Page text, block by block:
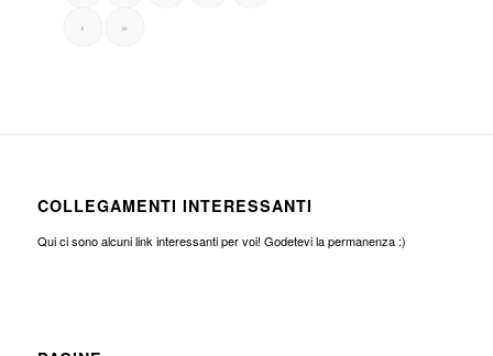
› »
COLLEGAMENTI INTERESSANTI
Qui ci sono alcuni link interessanti per voi! Godetevi la permanenza :)